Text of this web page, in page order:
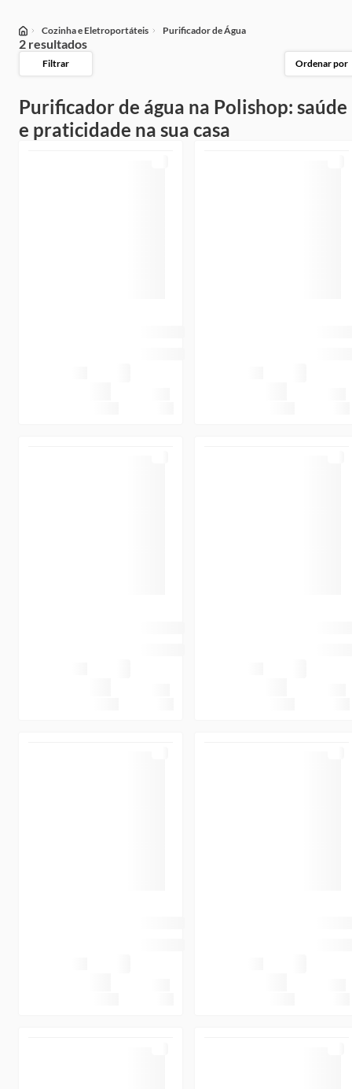
Cozinha e Eletroportáteis Purificador de Água
2 resultados
Filtrar Ordenar por
Purificador de água na Polishop: saúde
e praticidade na sua casa